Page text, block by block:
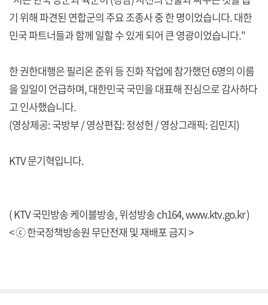
기 위해 파견된 연합군의 주요 조종사 중 한 명이었습니다. 대한
민국 파트너들과 함께 일할 수 있게 되어 큰 영광이었습니다."
한 권한대행은 필리온 준위 등 진화 작업에 참가했던 6명의 이름
을 일일이 언급하며, 대한민국 국민을 대표해 진심으로 감사하다
고 인사했습니다.
(영상제공: 국방부 / 영상편집: 정성헌 / 영상그래픽: 김민지)
KTV 문기혁입니다.
( KTV 국민방송 케이블방송, 위성방송 ch164,www.ktv.go.kr)
< ⓒ 한국정책방송원 무단전재 및 재배포 금지 >